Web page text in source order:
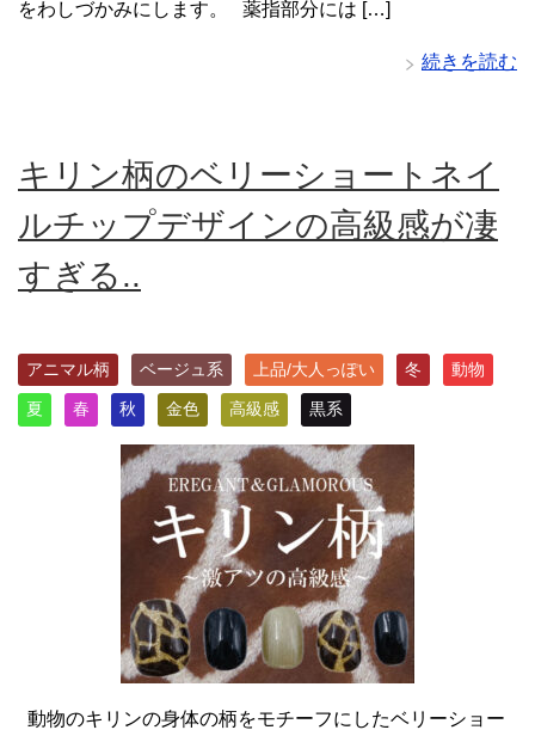
をわしづかみにします。 薬指部分には […]
続きを読む
キリン柄のベリーショートネイ
ルチップデザインの高級感が凄
すぎる..
アニマル柄 ベージュ系 上品/大人っぽい 冬 動物
夏 春 秋 金色 高級感 黒系
動物のキリンの身体の柄をモチーフにしたベリーショー